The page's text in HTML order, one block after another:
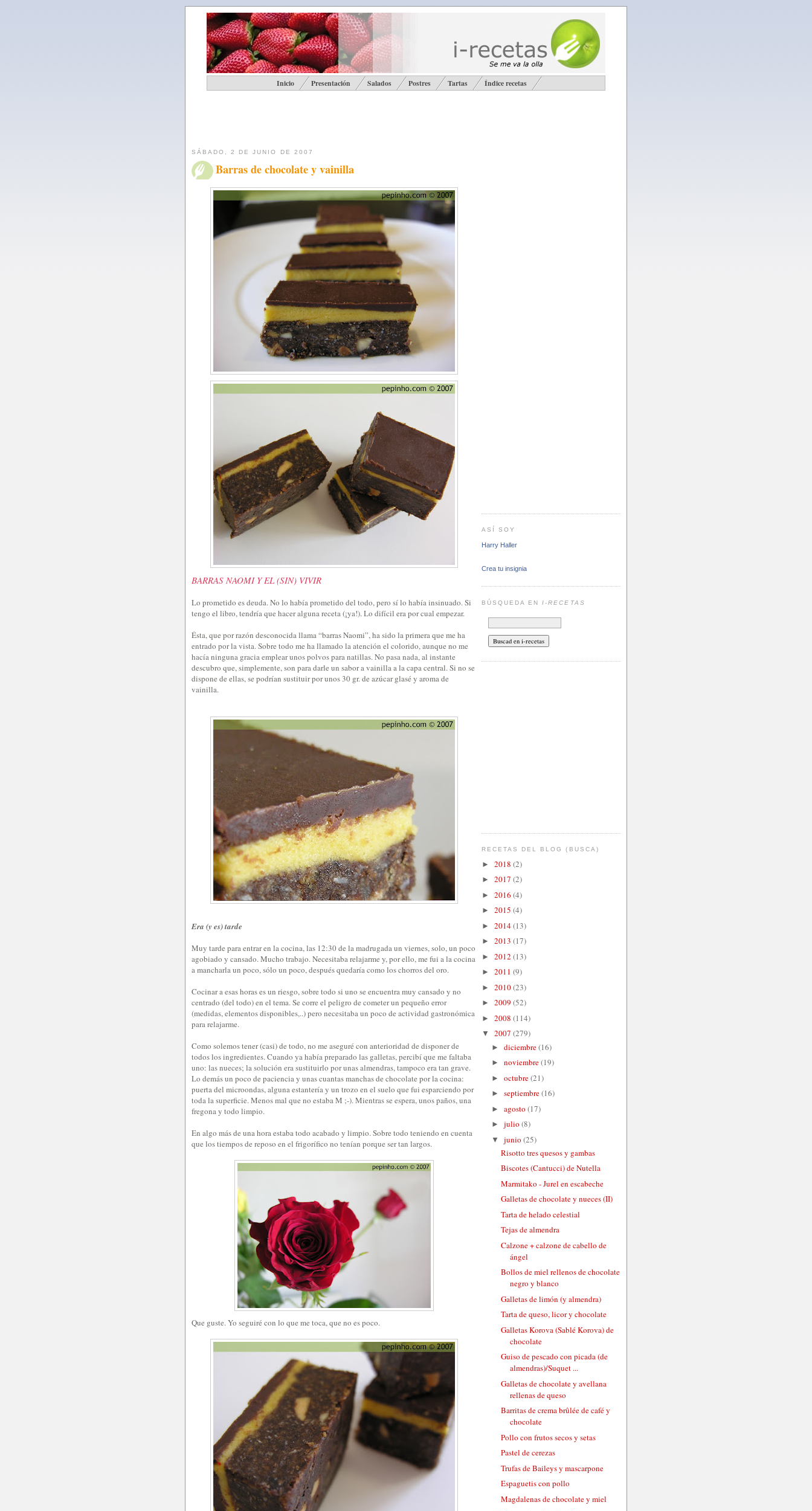
Inicio Presentación Salados Postres Tartas Índice recetas
SÁBADO, 2 DE JUNIO DE 2007
Barras de chocolate y vainilla
BARRAS NAOMI Y EL (SIN) VIVIR
Lo prometido es deuda. No lo había prometido del todo, pero sí lo había insinuado. Si
tengo el libro, tendría que hacer alguna receta (¡ya!). Lo difícil era por cual empezar.
Ésta, que por razón desconocida llama “barras Naomi”, ha sido la primera que me ha
entrado por la vista. Sobre todo me ha llamado la atención el colorido, aunque no me
hacía ninguna gracia emplear unos polvos para natillas. No pasa nada, al instante
descubro que, simplemente, son para darle un sabor a vainilla a la capa central. Si no se
dispone de ellas, se podrían sustituir por unos 30 gr. de azúcar glasé y aroma de
vainilla.
Era (y es) tarde
Muy tarde para entrar en la cocina, las 12:30 de la madrugada un viernes, solo, un poco
agobiado y cansado. Mucho trabajo. Necesitaba relajarme y, por ello, me fui a la cocina
a mancharla un poco, sólo un poco, después quedaría como los chorros del oro.
Cocinar a esas horas es un riesgo, sobre todo si uno se encuentra muy cansado y no
centrado (del todo) en el tema. Se corre el peligro de cometer un pequeño error
(medidas, elementos disponibles,..) pero necesitaba un poco de actividad gastronómica
para relajarme.
Como solemos tener (casi) de todo, no me aseguré con anterioridad de disponer de
todos los ingredientes. Cuando ya había preparado las galletas, percibí que me faltaba
uno: las nueces; la solución era sustituirlo por unas almendras, tampoco era tan grave.
Lo demás un poco de paciencia y unas cuantas manchas de chocolate por la cocina:
puerta del microondas, alguna estantería y un trozo en el suelo que fui esparciendo por
toda la superficie. Menos mal que no estaba M ;-). Mientras se espera, unos paños, una
fregona y todo limpio.
En algo más de una hora estaba todo acabado y limpio. Sobre todo teniendo en cuenta
que los tiempos de reposo en el frigorífico no tenían porque ser tan largos.
Que guste. Yo seguiré con lo que me toca, que no es poco.
ASÍ SOY
Harry Haller
Crea tu insignia
BÚSQUEDA ENI-RECETAS
RECETAS DEL BLOG (BUSCA)
► 2018 (2)
► 2017 (2)
► 2016 (4)
► 2015 (4)
► 2014(13)
► 2013 (17)
► 2012 (13)
► 2011 (9)
► 2010(23)
► 2009 (52)
► 2008 (114)
▼ 2007 (279)
► diciembre(16)
► noviembre(19)
► octubre(21)
► septiembre(16)
► agosto (17)
► julio (8)
▼ junio (25)
Risotto tres quesos y gambas
Biscotes (Cantucci) de Nutella
Marmitako - Jurel en escabeche
Galletas de chocolate y nueces (II)
Tarta de helado celestial
Tejas de almendra
Calzone + calzone de cabello de
ángel
Bollos de miel rellenos de chocolate
negro y blanco
Galletas de limón (y almendra)
Tarta de queso, licor y chocolate
Galletas Korova (Sablé Korova) de
chocolate
Guiso de pescado con picada (de
almendras)/Suquet ...
Galletas de chocolate y avellana
rellenas de queso
Barritas de crema brûlée de café y
chocolate
Pollo con frutos secos y setas
Pastel de cerezas
Trufas de Baileys y mascarpone
Espaguetis con pollo
Magdalenas de chocolate y miel